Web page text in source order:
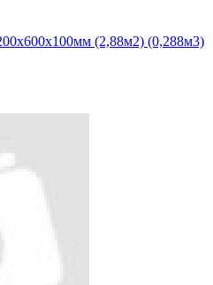
(2,88м2) (0,288м3)